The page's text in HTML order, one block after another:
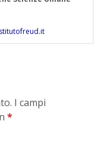
I campi
*